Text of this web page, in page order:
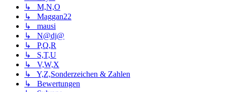
↳ M,N,O
↳ Maggan22
↳ mausi
↳ N@dj@
↳ P,Q,R
↳ S,T,U
↳ V,W,X
↳ Y,Z,Sonderzeichen & Zahlen
↳ Bewertungen